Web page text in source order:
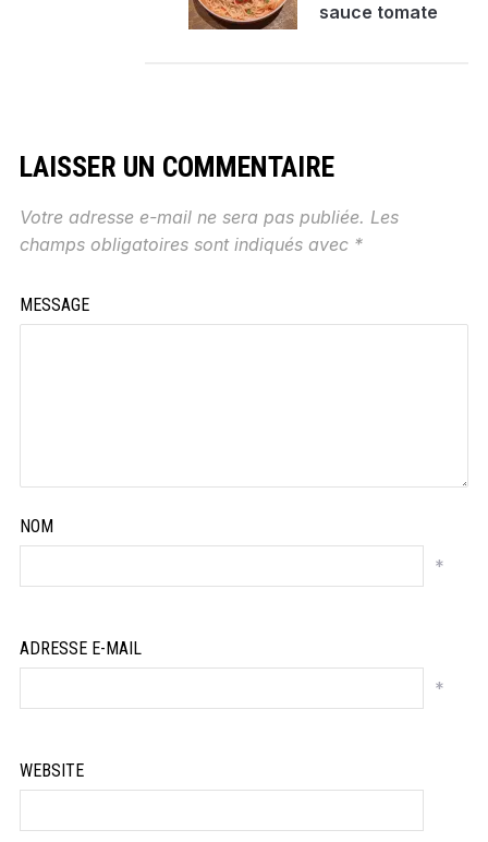
sauce tomate
LAISSER UN COMMENTAIRE
Votre adresse e-mail ne sera pas publiée. Les
champs obligatoires sont indiqués avec *
MESSAGE
NOM
*
ADRESSE E-MAIL
*
WEBSITE